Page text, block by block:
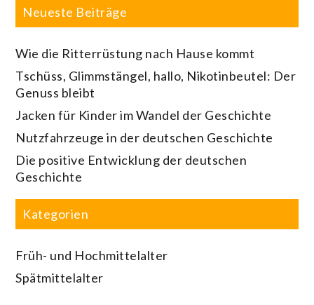
Neueste Beiträge
Wie die Ritterrüstung nach Hause kommt
Tschüss, Glimmstängel, hallo, Nikotinbeutel: Der
Genuss bleibt
Jacken für Kinder im Wandel der Geschichte
Nutzfahrzeuge in der deutschen Geschichte
Die positive Entwicklung der deutschen
Geschichte
Kategorien
Früh- und Hochmittelalter
Spätmittelalter